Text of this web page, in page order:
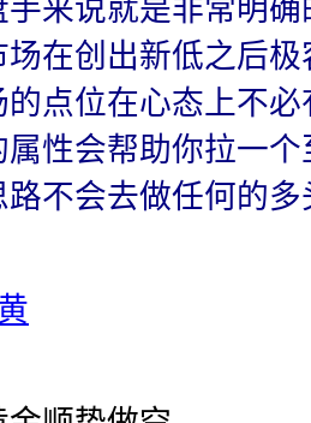
来说就是非常明确
场在创出新低之后
的点位在心态上不
属性会帮助你拉一
路不会去做任何的